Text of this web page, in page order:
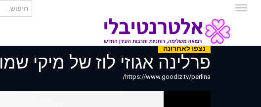
נצפו לאחרונה
פרלינה אגוזי לוז של מיקי שמו
https://www.goodiz.tv/perlina/